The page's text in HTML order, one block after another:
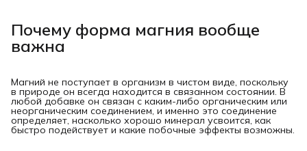
Почему форма магния вообще
важна
Магний не поступает в организм в чистом виде, поскольку
в природе он всегда находится в связанном состоянии. В
любой добавке он связан с каким-либо органическим или
неорганическим соединением, и именно это соединение
определяет, насколько хорошо минерал усвоится, как
быстро подействует и какие побочные эффекты возможны.